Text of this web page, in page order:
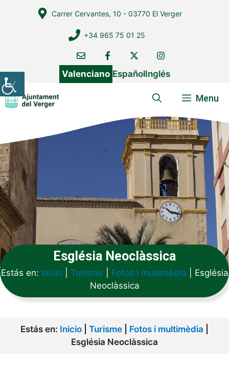
Carrer Cervantes, 10 - 03770 El Verger
+34 965 75 01 25
Valenciano EspañolInglés
Menu
Església Neoclàssica
Estás en: Inicio| Turisme Fotos i multimèdia
Església
Neoclàssica
Estás en: Inicio Turisme Fotos i multimèdia
Església Neoclàssica